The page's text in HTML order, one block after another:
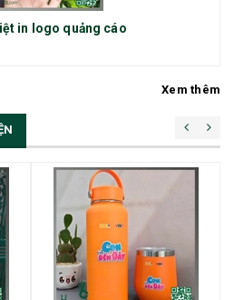
in logo quảng cáo
Xem thêm